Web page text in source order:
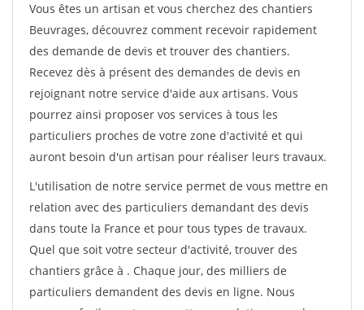
Vous êtes un artisan et vous cherchez des chantiers
Beuvrages, découvrez comment recevoir rapidement
des demande de devis et trouver des chantiers.
Recevez dès à présent des demandes de devis en
rejoignant notre service d'aide aux artisans. Vous
pourrez ainsi proposer vos services à tous les
particuliers proches de votre zone d'activité et qui
auront besoin d'un artisan pour réaliser leurs travaux.
L'utilisation de notre service permet de vous mettre en
relation avec des particuliers demandant des devis
dans toute la France et pour tous types de travaux.
Quel que soit votre secteur d'activité, trouver des
chantiers grâce à . Chaque jour, des milliers de
particuliers demandent des devis en ligne. Nous